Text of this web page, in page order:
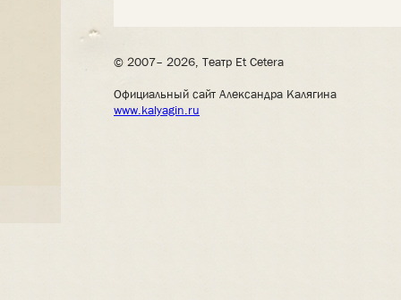
© 2007– 2026, Театр Et Cetera
Официальный сайт Александра Калягина
www.kalyagin.ru